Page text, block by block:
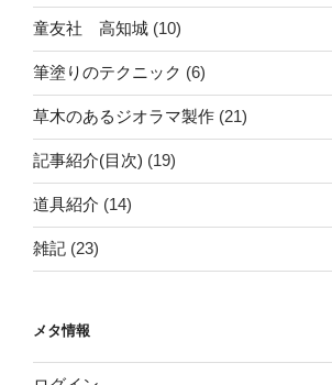
童友社 高知城 (10)
筆塗りのテクニック (6)
草木のあるジオラマ製作 (21)
記事紹介(目次) (19)
道具紹介 (14)
雑記 (23)
メタ情報